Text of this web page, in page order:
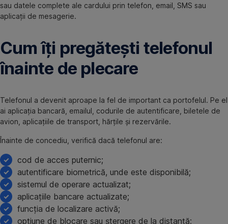
sau datele complete ale cardului prin telefon, email, SMS sau
aplicații de mesagerie.
Cum îți pregătești telefonul
înainte de plecare
Telefonul a devenit aproape la fel de important ca portofelul. Pe el
ai aplicația bancară, emailul, codurile de autentificare, biletele de
avion, aplicațiile de transport, hărțile și rezervările.
Înainte de concediu, verifică dacă telefonul are:
cod de acces puternic;
autentificare biometrică, unde este disponibilă;
sistemul de operare actualizat;
aplicațiile bancare actualizate;
funcția de localizare activă;
opțiune de blocare sau ștergere de la distanță;